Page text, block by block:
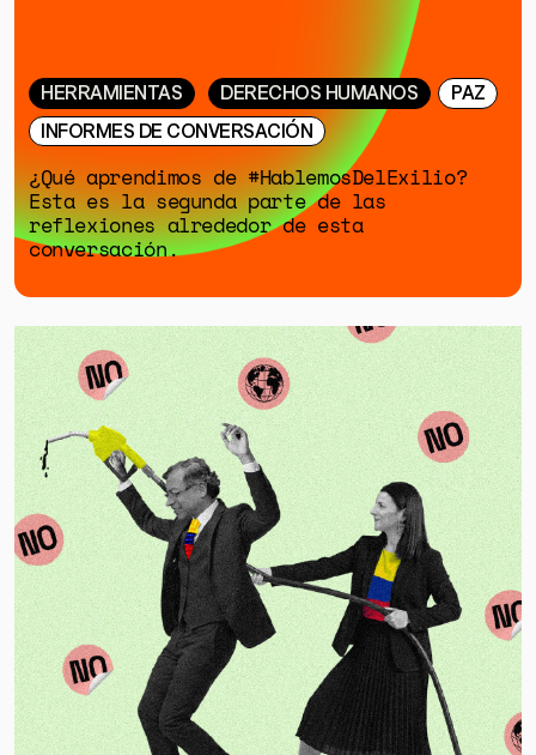
HERRAMIENTAS DERECHOS HUMANOS
PAZ
INFORMES DE CONVERSACIÓN
¿Qué aprendimos de #HablemosDelExilio?
Esta es la segunda parte de las
reflexiones alrededor de esta
conversación.